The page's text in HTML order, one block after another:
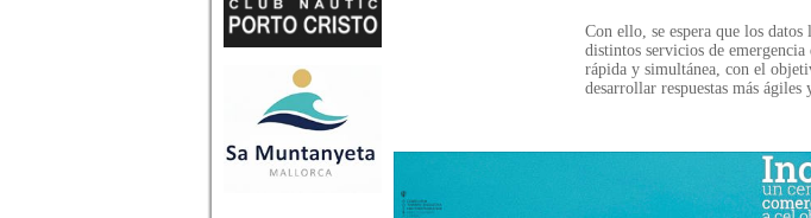
Con ello, se espera que los datos
distintos servicios de emergencia
rápida y simultánea, con el
desarrollar respuestas más ágiles